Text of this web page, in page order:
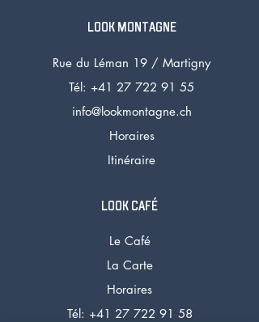
LOOK MONTAGNE
Rue du Léman 19 / Martigny
Tél: +41 27 722 91 55
info@lookmontagne.ch
Horaires
Itinéraire
LOOK CAFÉ
Le Café
La Carte
Horaires
Tél: +41 27 722 91 58